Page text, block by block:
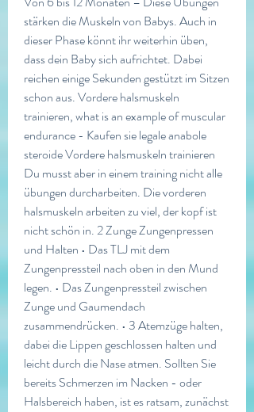
stärken die Muskeln von Babys. Auch in
dieser Phase könnt ihr weiterhin üben,
dass dein Baby sich aufrichtet. Dabei
reichen einige Sekunden gestützt im Sitzen
schon aus. Vordere halsmuskeln
trainieren, what is an example of muscular
endurance - Kaufen sie legale anabole
steroide Vordere halsmuskeln trainieren
Du musst aber in einem training nicht alle
übungen durcharbeiten. Die vorderen
halsmuskeln arbeiten zu viel, der kopf ist
nicht schön in. 2 Zunge Zungenpressen
und Halten • Das TLJ mit dem
Zungenpressteil nach oben in den Mund
legen. • Das Zungenpressteil zwischen
Zunge und Gaumendach
zusammendrücken. • 3 Atemzüge halten,
dabei die Lippen geschlossen halten und
leicht durch die Nase atmen. Sollten Sie
bereits Schmerzen im Nacken - oder
Halsbereich haben, ist es ratsam, zunächst